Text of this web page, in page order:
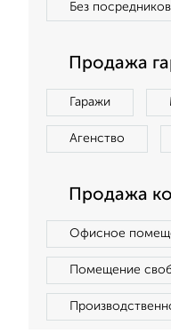
Без посредников
Продажа
Гаражи
Агенство
Продажа
Офисное
Помещение